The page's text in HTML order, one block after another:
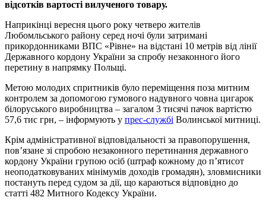
відсотків вартості вилученого товару.
Наприкінці вересня цього року четверо жителів
Любомльського району серед ночі були затримані
прикордонниками ВПС «Рівне» на відстані 10 метрів від лінії
Державного кордону України за спробу незаконного його
перетину в напрямку Польщі.
Метою молодих спритників було переміщення поза митним
контролем за допомогою гумового надувного човна цигарок
білоруського виробництва – загалом 3 тисячі пачок вартістю
57,6 тис грн, – інформують у прес-службі Волинської митниці.
Крім адміністративної відповідальності за правопорушення,
пов’язане зі спробою незаконного перетинання державного
кордону України групою осіб (штраф кожному до п’ятисот
неоподатковуваних мінімумів доходів громадян), зловмисники
постануть перед судом за дії, що караються відповідно до
статті 482 Митного Кодексу України.